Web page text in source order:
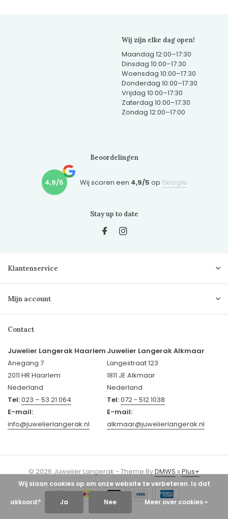
Wij zijn elke dag open!
Maandag 12:00–17:30
Dinsdag 10:00–17:30
Woensdag 10:00–17:30
Donderdag 10:00–17:30
Vrijdag 10:00–17:30
Zaterdag 10:00–17:30
Zondag 12:00–17:00
Beoordelingen
4,9/5 Wij scoren een 4,9/5 op Google
Stay up to date
Klantenservice
Mijn account
Contact
Juwelier Langerak Haarlem
Anegang 7
2011 HR Haarlem
Nederland
Tel:023 – 53 21 064
E-mail:
info@juwelierlangerak.nl
Juwelier Langerak Alkmaar
Langestraat 123
1811 JE Alkmaar
Nederland
Tel:072 - 512 1038
E-mail:
alkmaar@juwelierlangerak.nl
© 2026 Juwelier Langerak - Theme ByDMWSxPlus+
Wij slaan cookies op om onze website te verbeteren. Is dat
akkoord? Ja Nee Meer over cookies »